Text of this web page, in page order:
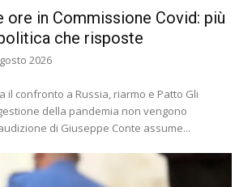
ore in Commissione Covid: più
che risposte
2026
il confronto a Russia, riarmo e Patto Gli
della pandemia non vengono
di Giuseppe Conte assume...